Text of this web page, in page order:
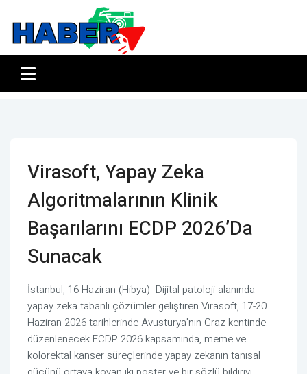
Virasoft, Yapay Zeka
Algoritmalarının Klinik
Başarılarını ECDP 2026’da
Sunacak
İstanbul, 16 Haziran (Hibya)- Dijital patoloji alanında
yapay zeka tabanlı çözümler geliştiren Virasoft, 17-20
Haziran 2026 tarihlerinde Avusturya'nın Graz kentinde
düzenlenecek ECDP 2026 kapsamında, meme ve
kolorektal kanser süreçlerinde yapay zekanın tanısal